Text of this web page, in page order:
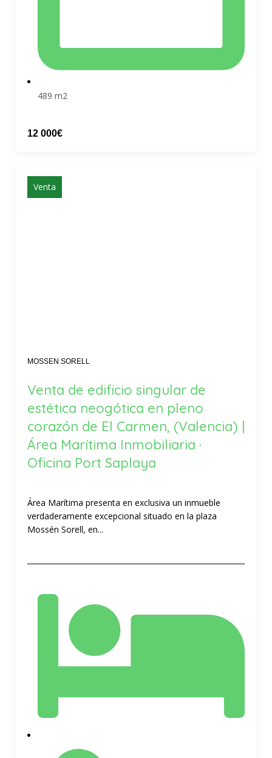
489 m2
12 000€
Venta
MOSSEN SORELL
Venta de edificio singular de
estética neogótica en pleno
corazón de El Carmen, (Valencia) |
Área Marítima Inmobiliaria ·
Oficina Port Saplaya
Área Marítima presenta en exclusiva un inmueble
verdaderamente excepcional situado en la plaza
Mossén Sorell, en...